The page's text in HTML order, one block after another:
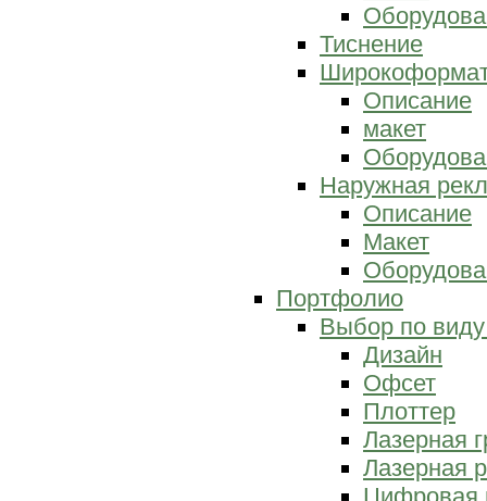
Тиснение
Описание
макет
Наружная
Описание
Макет
Портфолио
Выбор по
Дизайн
Офсет
Плоттер
Лазерная
Лазерная